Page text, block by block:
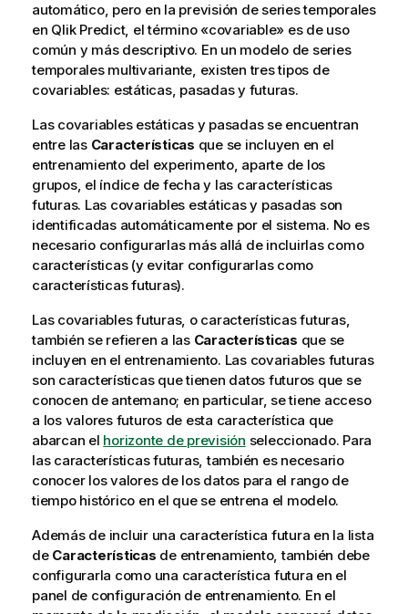
automático, pero en la previsión de series temporales
en Qlik Predict, el término «covariable» es de uso
común y más descriptivo. En un modelo de series
temporales multivariante, existen tres tipos de
covariables: estáticas, pasadas y futuras.
Las covariables estáticas y pasadas se encuentran
entre las Características que se incluyen en el
entrenamiento del experimento, aparte de los
grupos, el índice de fecha y las características
futuras. Las covariables estáticas y pasadas son
identificadas automáticamente por el sistema. No es
necesario configurarlas más allá de incluirlas como
características (y evitar configurarlas como
características futuras).
Las covariables futuras, o características futuras,
también se refieren a las Características que se
incluyen en el entrenamiento. Las covariables futuras
son características que tienen datos futuros que se
conocen de antemano; en particular, se tiene acceso
a los valores futuros de esta característica que
abarcan el horizonte de previsión seleccionado. Para
las características futuras, también es necesario
conocer los valores de los datos para el rango de
tiempo histórico en el que se entrena el modelo.
Además de incluir una característica futura en la lista
de Características de entrenamiento, también debe
configurarla como una característica futura en el
panel de configuración de entrenamiento. En el